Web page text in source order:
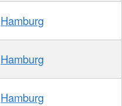
Hamburg
Hamburg
Hamburg